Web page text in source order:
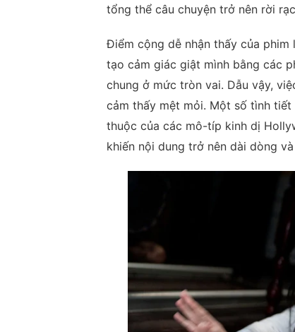
tổng thể câu chuyện trở nên rời
Điểm cộng dễ nhận thấy của
tạo cảm giác giật mình bằng các
chung ở mức tròn vai. Dẫu vậy,
cảm thấy mệt mỏi. Một số tình tiết
thuộc của các mô-típ kinh dị
khiến nội dung trở nên dài dòng